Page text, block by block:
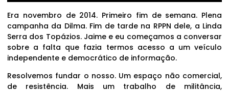
Era novembro de 2014. Primeiro fim de semana. Plena
campanha da Dilma. Fim de tarde na RPPN dele, a Linda
Serra dos Topázios. Jaime e eu começamos a conversar
sobre a falta que fazia termos acesso a um veículo
independente e democrático de informação.
Resolvemos fundar o nosso. Um espaço não comercial,
de resistência. Mais um trabalho de militância,